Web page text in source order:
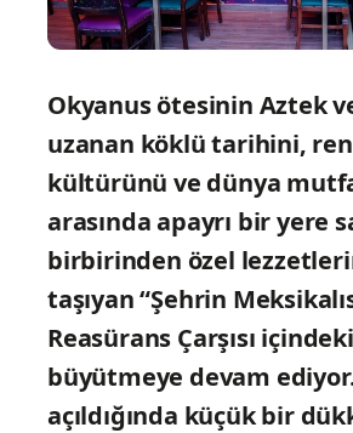
Okyanus ötesinin Aztek
uzanan köklü tarihini,
kültürünü ve dünya
arasında apayrı bir yere
birbirinden özel
taşıyan “Şehrin
Reasürans Çarşısı
büyütmeye devam
açıldığında küçük bir